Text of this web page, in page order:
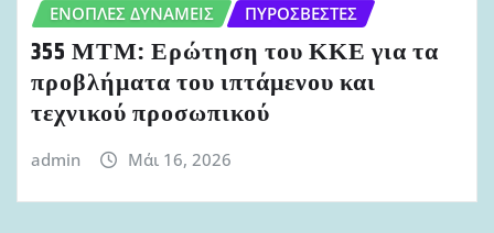
ΈΝΟΠΛΕΣ ΔΥΝΆΜΕΙΣ
ΠΥΡΟΣΒΈΣΤΕΣ
355 ΜΤΜ: Ερώτηση του ΚΚΕ για τα
προβλήματα του ιπτάμενου και
τεχνικού προσωπικού
admin Μάι 16, 2026